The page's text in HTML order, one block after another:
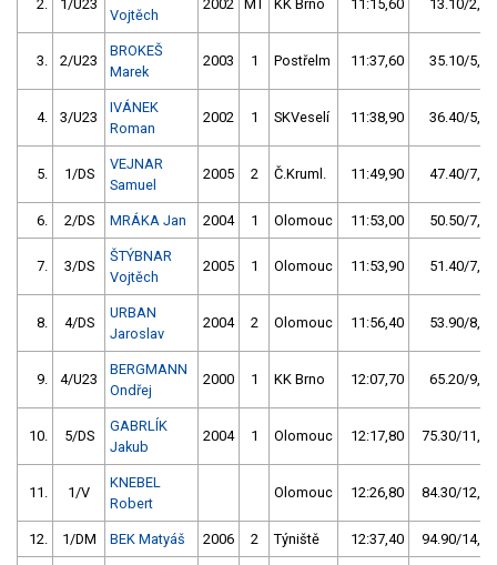
2. 1/U23
Vojtěch
2002 MT KK Brno 11:15,60 13.10/2,0
3. 2/U23
BROKEŠ
Marek
2003 1 Postřelm 11:37,60 35.10/5,3
4. 3/U23
IVÁNEK
Roman
2002 1 SKVeselí 11:38,90 36.40/5,5
5. 1/DS
VEJNAR
Samuel
2005 2 Č.Kruml. 11:49,90 47.40/7,2
6. 2/DS MRÁKA Jan 2004 1 Olomouc 11:53,00 50.50/7,6
7. 3/DS
ŠTÝBNAR
Vojtěch
2005 1 Olomouc 11:53,90 51.40/7,8
8. 4/DS
URBAN
Jaroslav
2004 2 Olomouc 11:56,40 53.90/8,1
9. 4/U23
BERGMANN
Ondřej
2000 1 KK Brno 12:07,70 65.20/9,8
10. 5/DS
GABRLÍK
Jakub
2004 1 Olomouc 12:17,80 75.30/11,4
11. 1/V
KNEBEL
Robert
Olomouc 12:26,80 84.30/12,7
12. 1/DM BEK Matyáš 2006 2 Týniště 12:37,40 94.90/14,3